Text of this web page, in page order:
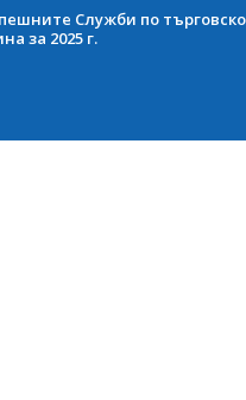
Служби по
за 2025 г.